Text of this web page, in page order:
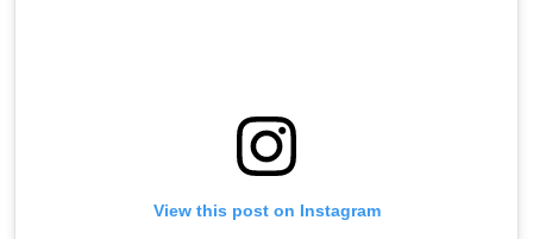
View this post on Instagram